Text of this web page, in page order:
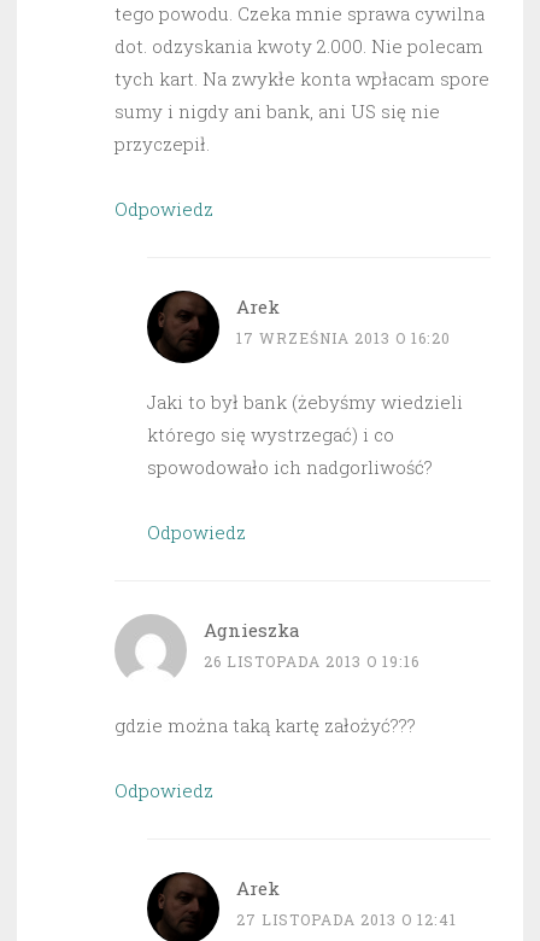
tego powodu. Czeka mnie sprawa cywilna
dot. odzyskania kwoty 2.000. Nie polecam
tych kart. Na zwykłe konta wpłacam spore
sumy i nigdy ani bank, ani US się nie
przyczepił.
Odpowiedz
Arek
17 WRZEŚNIA 2013 O 16:20
Jaki to był bank (żebyśmy wiedzieli
którego się wystrzegać) i co
spowodowało ich nadgorliwość?
Odpowiedz
Agnieszka
26 LISTOPADA 2013 O 19:16
gdzie można taką kartę założyć???
Odpowiedz
Arek
27 LISTOPADA 2013 O 12:41